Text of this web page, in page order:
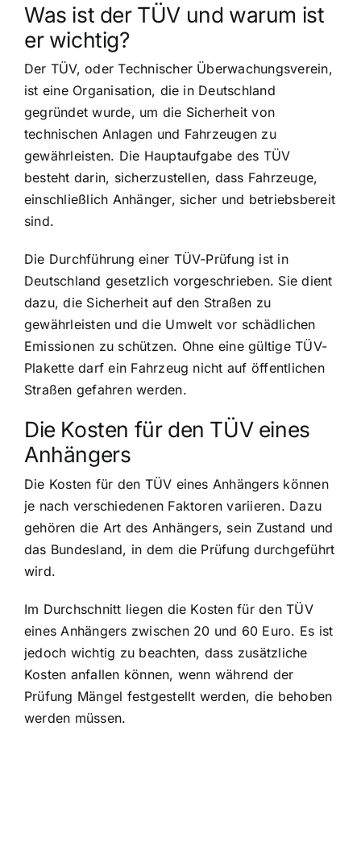
Was ist der TÜV und warum ist
er wichtig?
Der TÜV, oder Technischer Überwachungsverein,
ist eine Organisation, die in Deutschland
gegründet wurde, um die Sicherheit von
technischen Anlagen und Fahrzeugen zu
gewährleisten. Die Hauptaufgabe des TÜV
besteht darin, sicherzustellen, dass Fahrzeuge,
einschließlich Anhänger, sicher und betriebsbereit
sind.
Die Durchführung einer TÜV-Prüfung ist in
Deutschland gesetzlich vorgeschrieben. Sie dient
dazu, die Sicherheit auf den Straßen zu
gewährleisten und die Umwelt vor schädlichen
Emissionen zu schützen. Ohne eine gültige TÜV-
Plakette darf ein Fahrzeug nicht auf öffentlichen
Straßen gefahren werden.
Die Kosten für den TÜV eines
Anhängers
Die Kosten für den TÜV eines Anhängers können
je nach verschiedenen Faktoren variieren. Dazu
gehören die Art des Anhängers, sein Zustand und
das Bundesland, in dem die Prüfung durchgeführt
wird.
Im Durchschnitt liegen die Kosten für den TÜV
eines Anhängers zwischen 20 und 60 Euro. Es ist
jedoch wichtig zu beachten, dass zusätzliche
Kosten anfallen können, wenn während der
Prüfung Mängel festgestellt werden, die behoben
werden müssen.